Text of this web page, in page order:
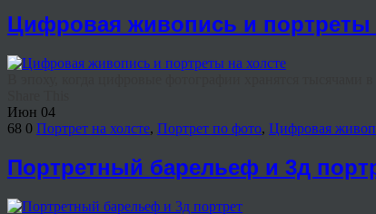
Цифровая живопись и портреты
Июн 04
68 0 Портрет на холсте, Портрет по фото, Цифровая
Портретный барельеф и 3д